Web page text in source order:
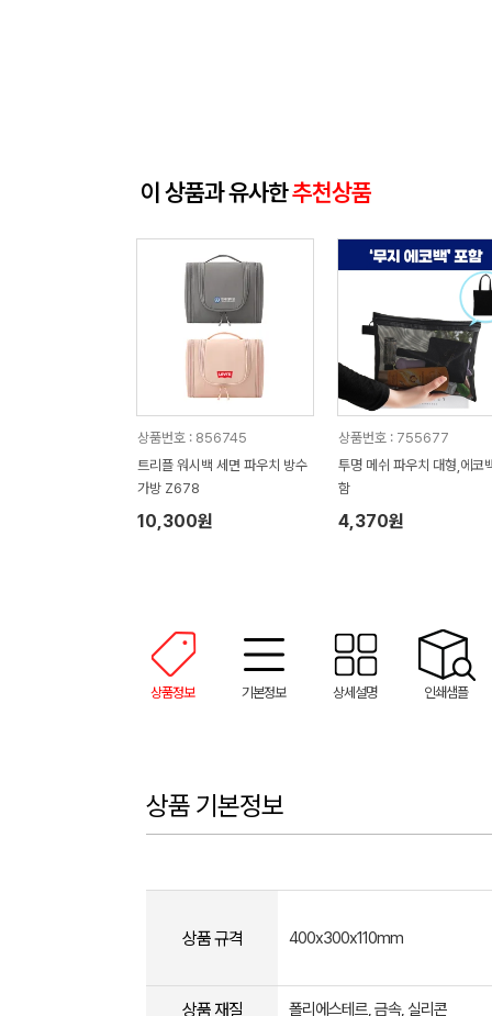
이 상품과 유사한추천상품
상품번호 : 856745
트리플 워시백 세면 파우치 방수
가방 Z678
10,300원
상품번호 : 755677
투명 메쉬 파우치 대형,에코
함
4,370원
상품정보 기본정보 상세설명 인쇄샘플
상품 기본정보
상품 규격 400x300x110mm
상품 재질 폴리에스테르, 금속, 실리콘